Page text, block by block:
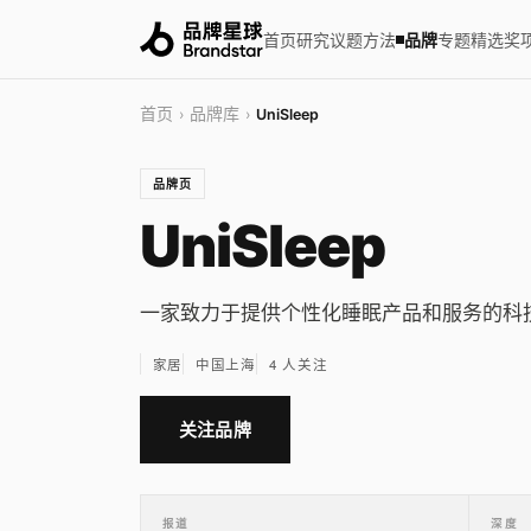
首页研究议题方法 品牌专题精选奖
首页 › 品牌库› UniSleep
品牌页
UniSleep
一家致力于提供个性化睡眠产品和服务的科
家居 中国上海 4 人关注
关注品牌
报道 深度